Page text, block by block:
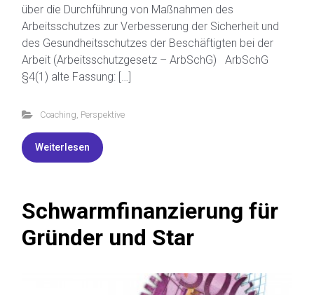
über die Durchführung von Maßnahmen des
Arbeitsschutzes zur Verbesserung der Sicherheit und
des Gesundheitsschutzes der Beschäftigten bei der
Arbeit (Arbeitsschutzgesetz – ArbSchG) ArbSchG
§4(1) alte Fassung: […]
Coaching Perspektive
Weiterlesen
Schwarmfinanzierung für
Gründer und Star